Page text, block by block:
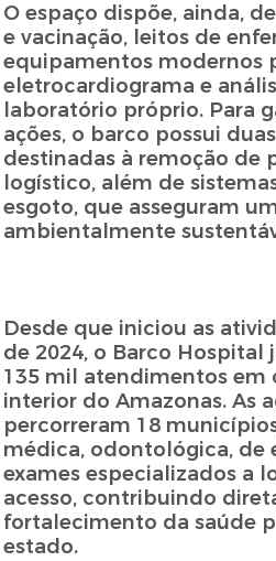
O espaço dispõe, ainda,
e vacinação, leitos de
equipamentos modernos
eletrocardiograma e
laboratório próprio. Para
ações, o barco possui
destinadas à remoção de
logístico, além de
esgoto, que asseguram
ambientalmente
Desde que iniciou as
de 2024, o Barco Hospital
135 mil atendimentos em
interior do Amazonas. As
percorreram 18
médica, odontológica, de
exames especializados a
acesso, contribuindo
fortalecimento da saúde
estado.